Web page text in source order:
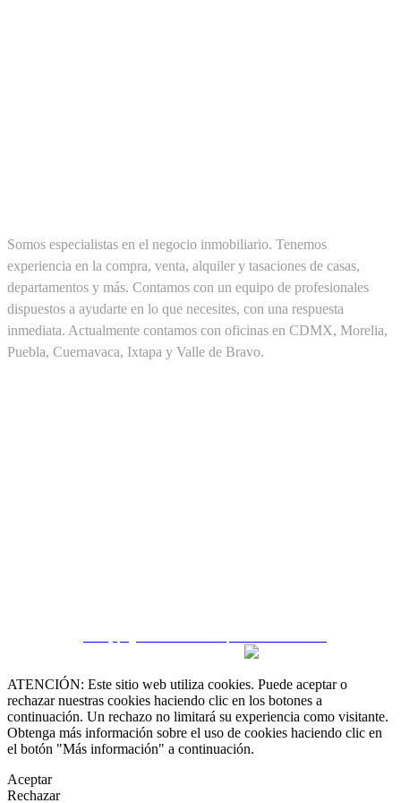
Somos especialistas en el negocio inmobiliario. Tenemos
experiencia en la compra, venta, alquiler y tasaciones de casas,
departamentos y más. Contamos con un equipo de profesionales
dispuestos a ayudarte en lo que necesites, con una respuesta
inmediata. Actualmente contamos con oficinas en CDMX, Morelia,
Puebla, Cuernavaca, Ixtapa y Valle de Bravo.
ATENCIÓN: Este sitio web utiliza cookies. Puede aceptar o
rechazar nuestras cookies haciendo clic en los botones a
continuación. Un rechazo no limitará su experiencia como visitante.
Obtenga más información sobre el uso de cookies haciendo clic en
el botón "Más información" a continuación.
Aceptar
Rechazar